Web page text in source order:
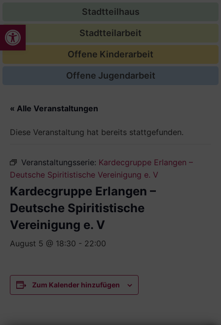
Werkzeugleiste öffnen
Stadtteilhaus
Stadtteilarbeit
Offene Kinderarbeit
Offene Jugendarbeit
« Alle Veranstaltungen
Diese Veranstaltung hat bereits stattgefunden.
Veranstaltungsserie: Kardecgruppe Erlangen –
Deutsche Spiritistische Vereinigung e. V
Kardecgruppe Erlangen –
Deutsche Spiritistische
Vereinigung e. V
August 5 @ 18:30 - 22:00
Zum Kalender hinzufügen